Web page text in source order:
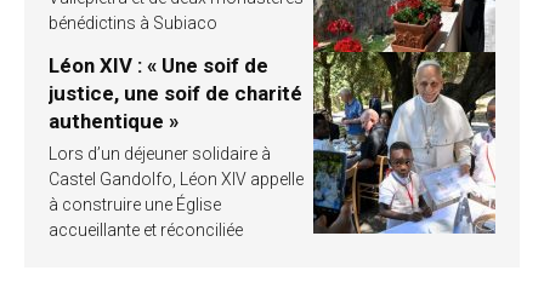
bénédictins à Subiaco
Léon XIV : « Une soif de
justice, une soif de charité
authentique »
Lors d’un déjeuner solidaire à
Castel Gandolfo, Léon XIV appelle
à construire une Église
accueillante et réconciliée